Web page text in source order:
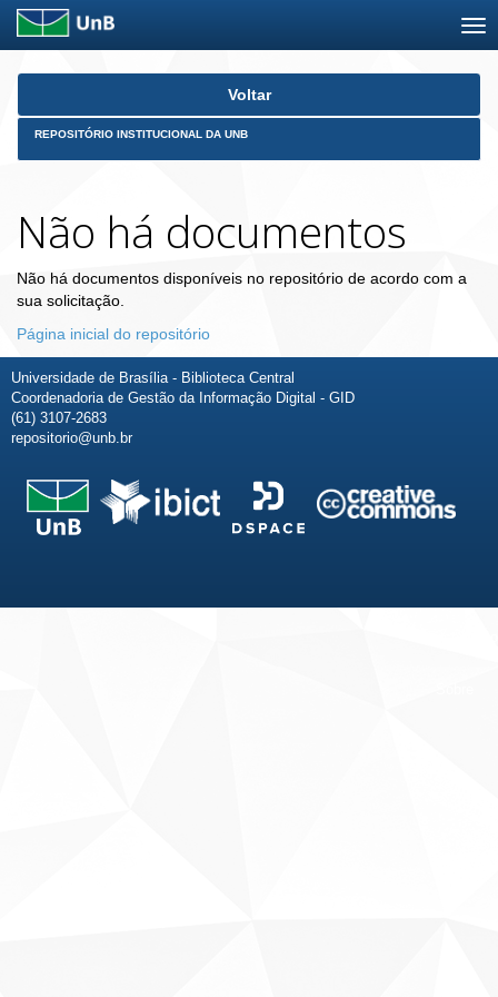
Skip
Voltar
REPOSITÓRIO INSTITUCIONAL DA UNB
Não há documentos
Não há documentos disponíveis no repositório de acordo com a
sua solicitação.
Página inicial do repositório
Universidade de Brasília - Biblioteca Central
Coordenadoria de Gestão da Informação Digital - GID
(61) 3107-2683
repositorio@unb.br